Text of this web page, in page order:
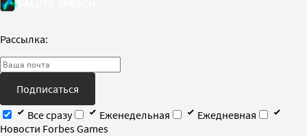
Рассылка:
Подписаться
Все сразу
Еженедельная
Ежедневная
Новости Forbes Games